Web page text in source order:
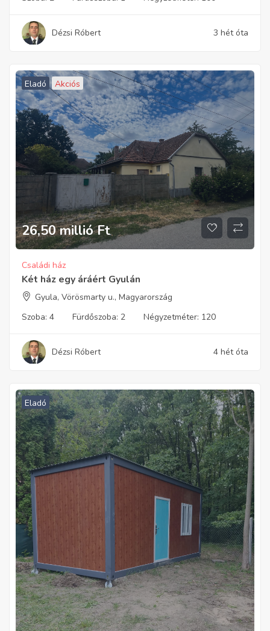
Dézsi Róbert 3 hét óta
Eladó Akciós
26,50 millió Ft
Családi ház
Két ház egy áráért Gyulán
Gyula, Vörösmarty u., Magyarország
Szoba: 4 Fürdőszoba: 2 Négyzetméter: 120
Dézsi Róbert 4 hét óta
Eladó